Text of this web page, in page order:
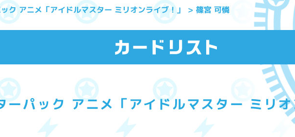
ク アニメ「アイドルマスター ミリオンライブ！」 篠宮 可憐
ーパック アニメ「アイドルマスター ミリ